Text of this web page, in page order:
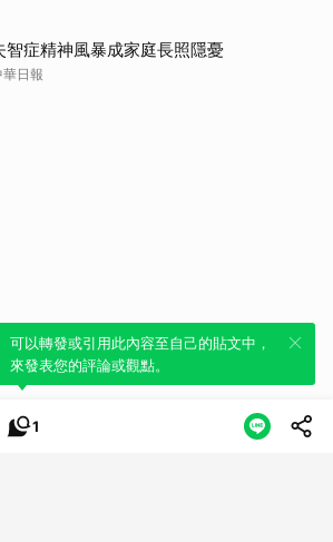
智症精神風暴成家庭長照隱憂
華日報
！一鍵引用此內容，透過發布貼
表達個人立場。
1
可以轉發或引用此內容至自己的貼文中，
來發表您的評論或觀點。